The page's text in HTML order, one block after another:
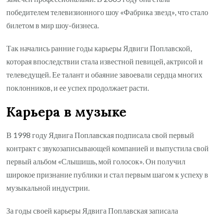
победителем телевизионного шоу «Фабрика звезд», что стало
билетом в мир шоу-бизнеса.
Так начались ранние годы карьеры Ядвиги Поплавской,
которая впоследствии стала известной певицей, актрисой и
телеведущей. Ее талант и обаяние завоевали сердца многих
поклонников, и ее успех продолжает расти.
Карьера в музыке
В 1998 году Ядвига Поплавская подписала свой первый
контракт с звукозаписывающей компанией и выпустила свой
первый альбом «Слышишь, мой голосок». Он получил
широкое признание публики и стал первым шагом к успеху в
музыкальной индустрии.
За годы своей карьеры Ядвига Поплавская записала